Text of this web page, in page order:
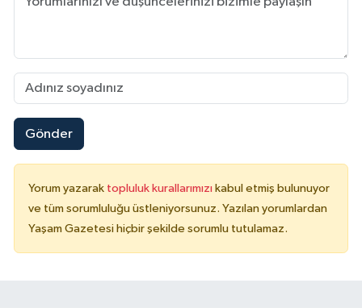
Gönder
Yorum yazarak topluluk kurallarımızı kabul etmiş bulunuyor
ve tüm sorumluluğu üstleniyorsunuz. Yazılan yorumlardan
Yaşam Gazetesi hiçbir şekilde sorumlu tutulamaz.